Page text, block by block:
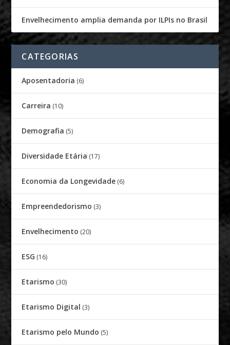
Envelhecimento amplia demanda por ILPIs no Brasil
CATEGORIAS
Aposentadoria (6)
Carreira (10)
Demografia (5)
Diversidade Etária (17)
Economia da Longevidade (6)
Empreendedorismo (3)
Envelhecimento (20)
ESG (16)
Etarismo (30)
Etarismo Digital (3)
Etarismo pelo Mundo (5)